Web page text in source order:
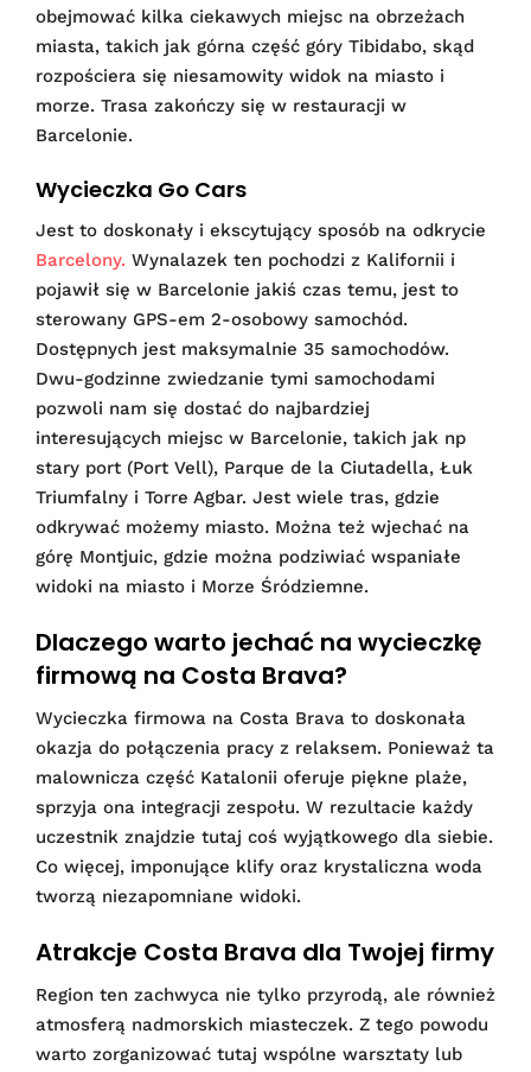
obejmować kilka ciekawych miejsc na obrzeżach
miasta, takich jak górna część góry Tibidabo, skąd
rozpościera się niesamowity widok na miasto i
morze. Trasa zakończy się w restauracji w
Barcelonie.
Wycieczka Go Cars
Jest to doskonały i ekscytujący sposób na odkrycie
Barcelony. Wynalazek ten pochodzi z Kalifornii i
pojawił się w Barcelonie jakiś czas temu, jest to
sterowany GPS-em 2-osobowy samochód.
Dostępnych jest maksymalnie 35 samochodów.
Dwu-godzinne zwiedzanie tymi samochodami
pozwoli nam się dostać do najbardziej
interesujących miejsc w Barcelonie, takich jak np
stary port (Port Vell), Parque de la Ciutadella, Łuk
Triumfalny i Torre Agbar. Jest wiele tras, gdzie
odkrywać możemy miasto. Można też wjechać na
górę Montjuic, gdzie można podziwiać wspaniałe
widoki na miasto i Morze Śródziemne.
Dlaczego warto jechać na wycieczkę
firmową na Costa Brava?
Wycieczka firmowa na Costa Brava to doskonała
okazja do połączenia pracy z relaksem. Ponieważ ta
malownicza część Katalonii oferuje piękne plaże,
sprzyja ona integracji zespołu. W rezultacie każdy
uczestnik znajdzie tutaj coś wyjątkowego dla siebie.
Co więcej, imponujące klify oraz krystaliczna woda
tworzą niezapomniane widoki.
Atrakcje Costa Brava dla Twojej firmy
Region ten zachwyca nie tylko przyrodą, ale również
atmosferą nadmorskich miasteczek. Z tego powodu
warto zorganizować tutaj wspólne warsztaty lub